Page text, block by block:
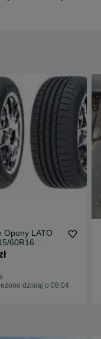
Opony LATO
60R16
Wysyłka
dzisiaj o 08:04